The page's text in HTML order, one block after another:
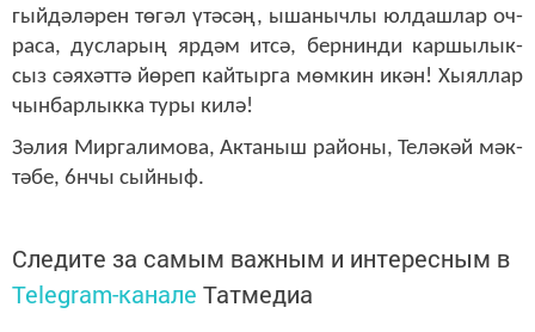
гый­дә­лә­рен тө­гәл үтә­сәң, ыша­ныч­лы юл­даш­лар оч­
ра­са, дус­ла­рың яр­дәм ит­сә, бер­нин­ди кар­шы­лык­
сыз сә­я­хәт­тә йө­реп кай­тыр­га мөм­кин икән! Хы­ял­лар
чын­бар­лык­ка ту­ры ки­лә!
Зә­лия Мир­га­ли­мо­ва, Ак­та­ныш ра­йо­ны, Те­лә­кәй мәк­
тә­бе, 6нчы сый­ныф.
Следите за самым важным и интересным в
Telegram-канале Татмедиа